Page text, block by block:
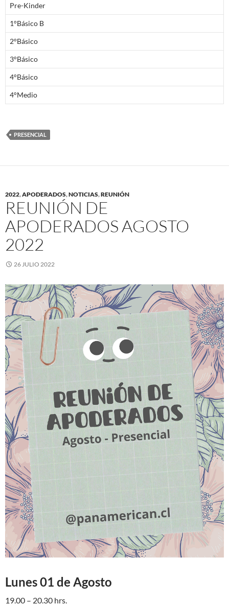
Pre-Kinder
1°Básico B
2°Básico
3°Básico
4°Básico
4°Medio
PRESENCIAL
2022,APODERADOS,NOTICIAS,REUNIÓN
REUNIÓN DE
APODERADOS AGOSTO
2022
26 JULIO 2022
Lunes 01 de Agosto
19.00 – 20.30 hrs.